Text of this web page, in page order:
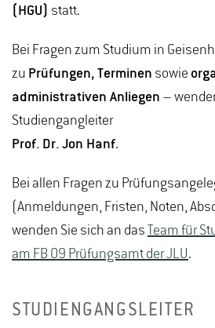
(HGU) statt.
Bei Fragen zum Studium in
zu Prüfungen, Terminen sowie
administrativen Anliegen –
Studiengangleiter
Prof. Dr. Jon Hanf.
Bei allen Fragen zu
(Anmeldungen, Fristen, Noten,
wenden Sie sich an das Team für
am FB 09 Prüfungsamt der JLU.
STUDIENGANGSLEITER